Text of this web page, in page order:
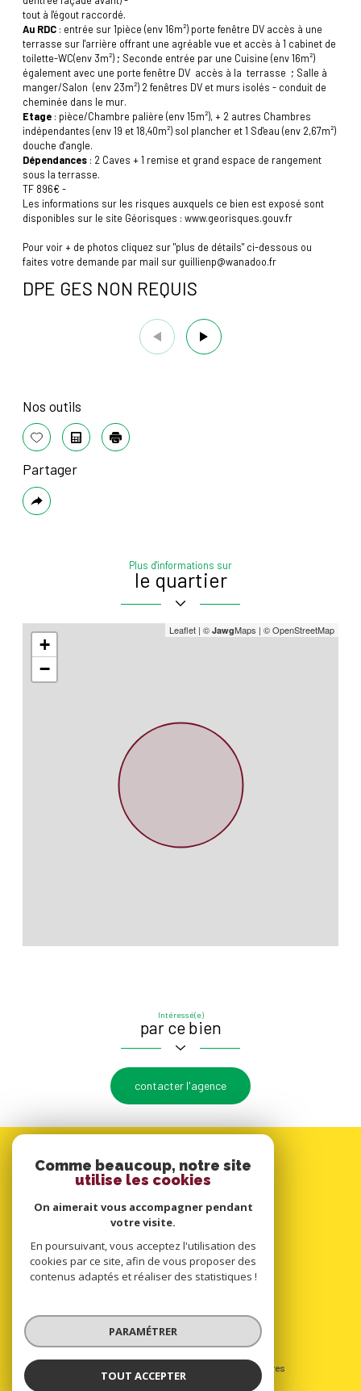
tout à l'égout raccordé.
Au RDC : entrée sur 1pièce (env 16m²) porte fenêtre DV accès à une
terrasse sur l'arrière offrant une agréable vue et accès à 1 cabinet de
toilette-WC(env 3m²) ; Seconde entrée par une Cuisine (env 16m²)
également avec une porte fenêtre DV accès à la terrasse ; Salle à
manger/Salon (env 23m²) 2 fenêtres DV et murs isolés - conduit de
cheminée dans le mur.
Etage : pièce/Chambre palière (env 15m²), + 2 autres Chambres
indépendantes (env 19 et 18,40m²) sol plancher et 1 Sd'eau (env 2,67m²)
douche d'angle.
Dépendances : 2 Caves + 1 remise et grand espace de rangement
sous la terrasse.
TF 896€ -
Les informations sur les risques auxquels ce bien est exposé sont
disponibles sur le site Géorisques : www.georisques.gouv.fr
Pour voir + de photos cliquez sur "plus de détails" ci-dessous ou
faites votre demande par mail sur guillienp@wanadoo.fr
DPE GES NON REQUIS
Nos outils
SélectionnerCalculatriceImprimer
Partager
Plus
de
Plus d'informations sur
le quartier
+
−
Leaflet | © JawgMaps | © OpenStreetMap
Intéressé(e)
par ce bien
contacter l'agence
Nos honoraires
Comme beaucoup, notre site
utilise les cookies
On aimerait vous accompagner pendant
votre visite.
En poursuivant, vous acceptez l'utilisation des
cookies par ce site, afin de vous proposer des
contenus adaptés et réaliser des statistiques !
PARAMÉTRER
TOUT ACCEPTER